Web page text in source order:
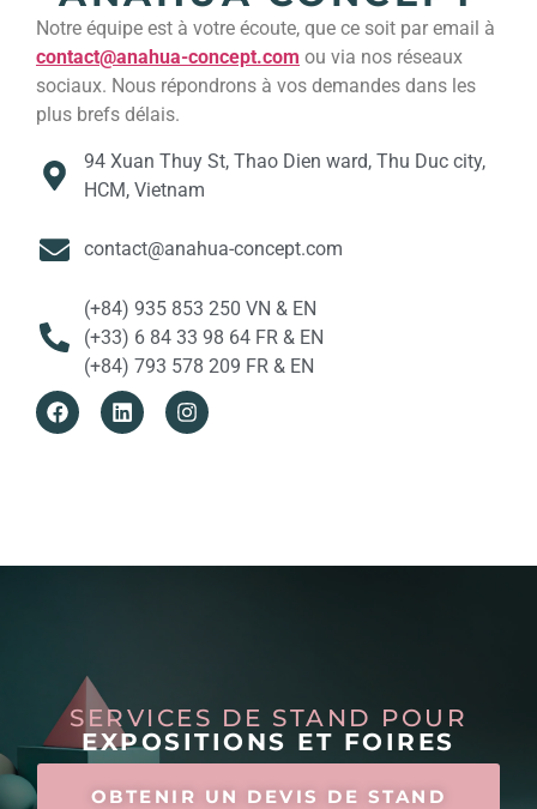
Notre équipe est à votre écoute, que ce soit par email à
contact@anahua-concept.com ou via nos réseaux
sociaux. Nous répondrons à vos demandes dans les
plus brefs délais.
94 Xuan Thuy St, Thao Dien ward, Thu Duc city,
HCM, Vietnam
contact@anahua-concept.com
(+84) 935 853 250 VN & EN
(+33) 6 84 33 98 64 FR & EN
(+84) 793 578 209 FR & EN
SERVICES DE STAND POUR
EXPOSITIONS ET FOIRES
OBTENIR UN DEVIS DE STAND